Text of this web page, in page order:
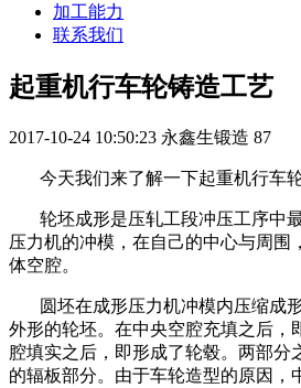
加工能力
联系我们
起重机行车轮铸造工艺
2017-10-24 10:50:23 永鑫生锻造 87
今天我们来了解一下起重机行车轮
轮坯成形是压轧工段冲压工序中
压力机的冲模，在自己的中心与周围
体空腔。
圆坯在成形压力机冲模内压缩成
外形的轮坯。在中央空腔充填之后，
腔填实之后，即形成了轮毂。两部分
的辐板部分。由于车轮造型的原因，